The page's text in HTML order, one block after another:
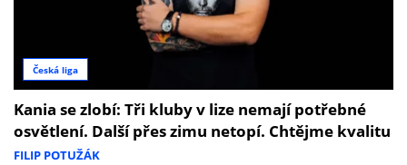
Česká liga
Kania se zlobí: Tři kluby v lize nemají potřebné
osvětlení. Další přes zimu netopí. Chtějme kvalitu
FILIP POTUŽÁK